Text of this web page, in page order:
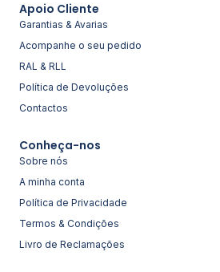
Apoio Cliente
Garantias & Avarias
Acompanhe o seu pedido
RAL & RLL
Política de Devoluções
Contactos
Conheça-nos
Sobre nós
A minha conta
Política de Privacidade
Termos & Condições
Livro de Reclamações